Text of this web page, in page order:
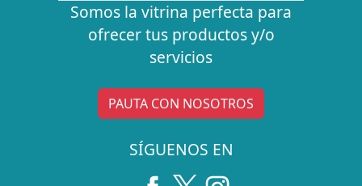
Somos la vitrina perfecta para
ofrecer tus productos y/o
servicios
PAUTA CON NOSOTROS
SÍGUENOS EN